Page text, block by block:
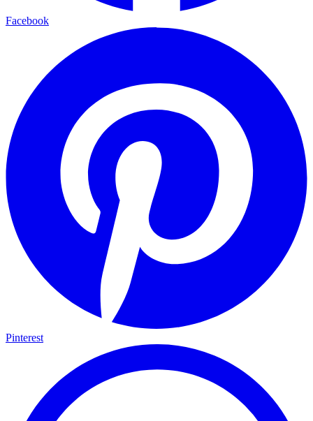
Facebook
Pinterest